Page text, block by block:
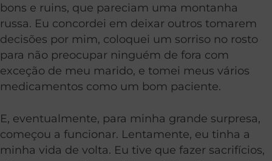
bons e ruins, que pareciam uma montanha
russa. Eu concordei em deixar outros tomarem
decisões por mim, coloquei um sorriso no rosto
para não preocupar ninguém de fora com
exceção de meu marido, e tomei meus vários
medicamentos como um bom paciente.
E, eventualmente, para minha grande surpresa,
começou a funcionar. Lentamente, eu tinha a
minha vida de volta. Eu tive que fazer sacrifícios,